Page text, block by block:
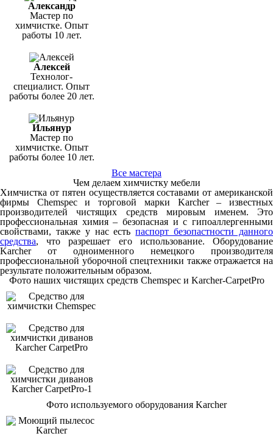
Александр
Мастер по
химчистке. Опыт
работы 10 лет.
Алексей
Технолог-
специалист. Опыт
работы более 20 лет.
Ильянур
Мастер по
химчистке. Опыт
работы более 10 лет.
Все мастера
Чем делаем химчистку мебели
Химчистка от пятен осуществляется составами от американской
фирмы Chemspec и торговой марки Karcher – известных
производителей чистящих средств мировым именем. Это
профессиональная химия – безопасная и с гипоаллергенными
свойствами, также у нас естьпаспорт безопастности данного
средства, что разрешает его использование. Оборудование
Karcher от одноименного немецкого производителя
профессиональной уборочной спецтехники также отражается на
результате положительным образом.
Фото наших чистящих средств Chemspec и Karcher-CarpetPro
Фото используемого оборудования Karcher